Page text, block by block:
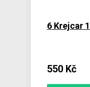
6 Krejcar
550 Kč